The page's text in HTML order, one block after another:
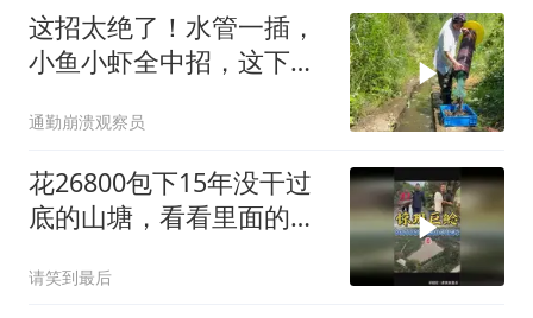
这招太绝了！水管一插，
小鱼小虾全中招，这下丰
通勤崩溃观察员
花26800包下15年没干过
底的山塘，看看里面的鱼
请笑到最后